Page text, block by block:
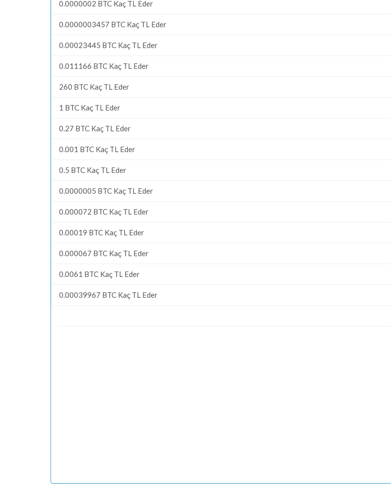
0.0000002 BTC Kaç TL Eder
0.0000003457 BTC Kaç TL Eder
0.00023445 BTC Kaç TL Eder
0.011166 BTC Kaç TL Eder
260 BTC Kaç TL Eder
1 BTC Kaç TL Eder
0.27 BTC Kaç TL Eder
0.001 BTC Kaç TL Eder
0.5 BTC Kaç TL Eder
0.0000005 BTC Kaç TL Eder
0.000072 BTC Kaç TL Eder
0.00019 BTC Kaç TL Eder
0.000067 BTC Kaç TL Eder
0.0061 BTC Kaç TL Eder
0.00039967 BTC Kaç TL Eder